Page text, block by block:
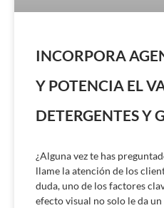
INCORPORA
Y POTENCIA EL
DETERGENTES Y
¿Alguna vez te has
llame la atención de los
duda, uno de los factores
efecto visual no solo le da